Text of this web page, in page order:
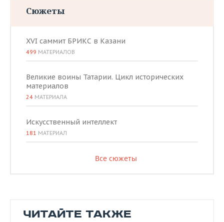
Сюжеты
XVI саммит БРИКС в Казани
499 МАТЕРИАЛОВ
Великие воины Татарии. Цикл исторических
материалов
24 МАТЕРИАЛА
Искусственный интеллект
181 МАТЕРИАЛ
Все сюжеты
ЧИТАЙТЕ ТАКЖЕ